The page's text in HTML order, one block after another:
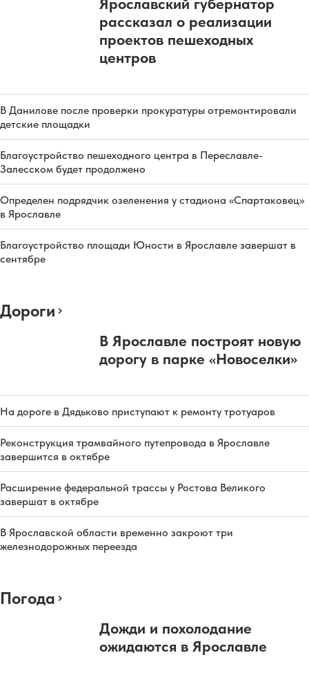
рассказал о реализации
проектов пешеходных
центров
В Данилове после проверки прокуратуры отремонтировали
детские площадки
Благоустройство пешеходного центра в Переславле-
Залесском будет продолжено
Определен подрядчик озеленения у стадиона «Спартаковец»
в Ярославле
Благоустройство площади Юности в Ярославле завершат в
сентябре
Дороги
В Ярославле построят новую
дорогу в парке «Новоселки»
На дороге в Дядьково приступают к ремонту тротуаров
Реконструкция трамвайного путепровода в Ярославле
завершится в октябре
Расширение федеральной трассы у Ростова Великого
завершат в октябре
В Ярославской области временно закроют три
железнодорожных переезда
Погода
Дожди и похолодание
ожидаются в Ярославле